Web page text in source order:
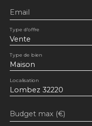
Email
Vente
Type d'offre
Maison
Type de bien
Lombez 32220
Localisation
Budget max (€)